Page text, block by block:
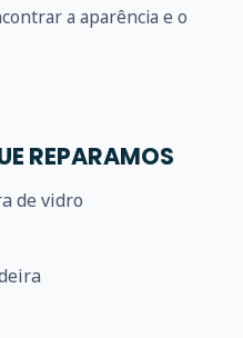
a aparência e o
REPARAMOS
de vidro